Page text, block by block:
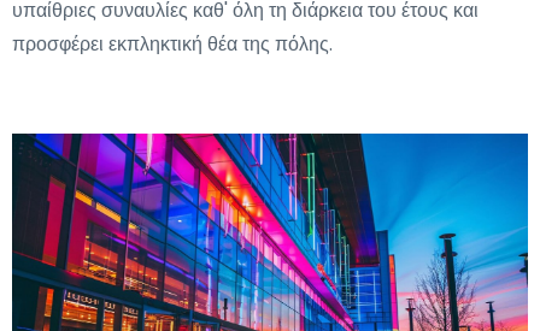
υπαίθριες συναυλίες καθ' όλη τη διάρκεια του έτους και
προσφέρει εκπληκτική θέα της πόλης.